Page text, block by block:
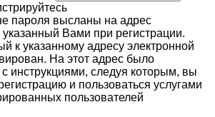
пароля высланы на адрес
Вами при регистрации.
к указанному адресу электронной
На этот адрес было
инструкциями, следуя которым, вы
и пользоваться услугами
пользователей